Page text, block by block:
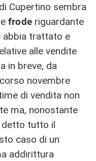
Cupertino sembra
frode riguardante
abbia trattato e
alle vendite
in breve, da
novembre
di vendita non
ma, nonostante
detto tutto il
caso di un
addirittura